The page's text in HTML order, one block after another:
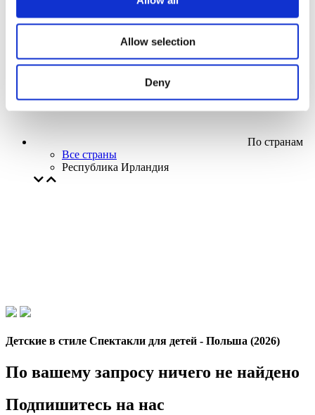
Allow selection
Deny
Без поджанра
Применить
По странам
Все страны
Республика Ирландия
Детские в стиле Спектакли для детей - Польша (2026)
По вашему запросу ничего не найдено
Подпишитесь на нас